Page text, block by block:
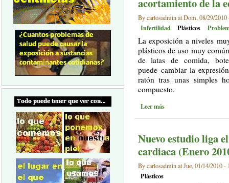
By carlosadmin at Dom, 08/29/2010
Infertilidad Plásticos
La exposición a niveles
plásticos de uso muy
de latas de comida,
puede cambiar la
ratón tras unas simples
compuesto.
Leer más
Nuevo estudio liga
cardiaca (Enero
By carlosadmin at Jue, 01/14/2010 -
Plásticos